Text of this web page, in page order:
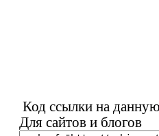
Код ссылки на
Для сайтов и блогов